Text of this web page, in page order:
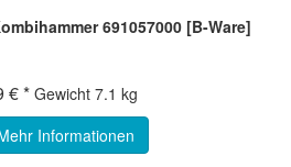
691057000 [B-Ware]
€ *Gewicht 7.1 kg
Informationen